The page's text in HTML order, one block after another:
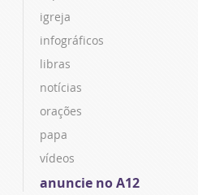
igreja
infográficos
libras
notícias
orações
papa
vídeos
anuncie no A12